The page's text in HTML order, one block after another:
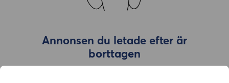
Annonsen du letade efter är
borttagen